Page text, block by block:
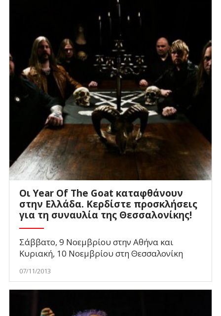
Οι Year Of The Goat καταφθάνουν
στην Ελλάδα. Κερδίστε προσκλήσεις
για τη συναυλία της Θεσσαλονίκης!
Σάββατο, 9 Νοεμβρίου στην Αθήνα και
Κυριακή, 10 Νοεμβρίου στη Θεσσαλονίκη
07/11/2013